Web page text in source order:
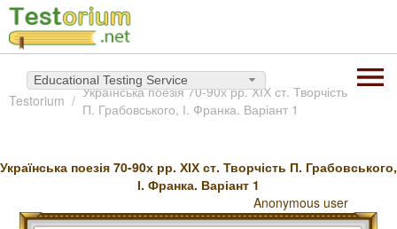
Educational Testing Service
Testorium
Українська поезія 70-90х рр. ХІХ ст. Творчість
П. Грабовського, І. Франка. Варіант 1
Українська поезія 70-90х рр. ХІХ ст. Творчість П. Грабовського,
І. Франка. Варіант 1
Anonymous user